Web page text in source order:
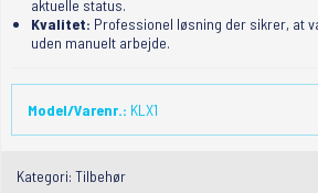
aktuelle status.
Kvalitet: Professionel løsning der sikrer, at
uden manuelt arbejde.
Model/Varenr.: KLX1
Kategori: Tilbehør